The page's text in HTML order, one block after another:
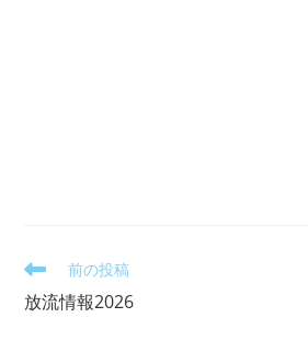
そ
の
他
前の投稿
放流情報2026